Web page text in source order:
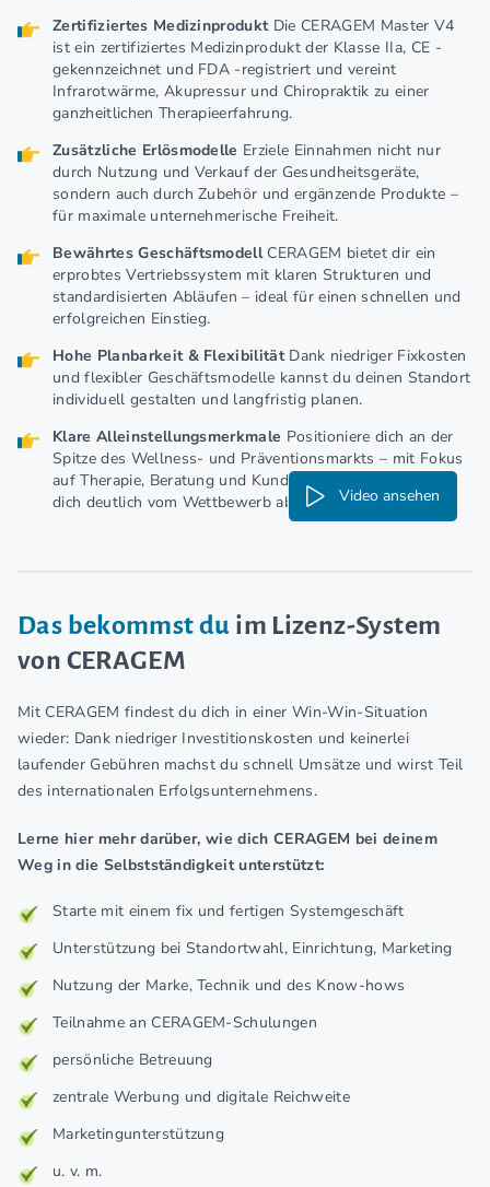
Zertifiziertes MedizinproduktDie CERAGEM Master V4
ist ein zertifiziertes Medizinprodukt der Klasse IIa, CE -
gekennzeichnet und FDA -registriert und vereint
Infrarotwärme, Akupressur und Chiropraktik zu einer
ganzheitlichen Therapieerfahrung.
Zusätzliche Erlösmodelle Erziele Einnahmen nicht nur
durch Nutzung und Verkauf der Gesundheitsgeräte,
sondern auch durch Zubehör und ergänzende Produkte –
für maximale unternehmerische Freiheit.
Bewährtes GeschäftsmodellCERAGEM bietet dir ein
erprobtes Vertriebssystem mit klaren Strukturen und
standardisierten Abläufen – ideal für einen schnellen und
erfolgreichen Einstieg.
Hohe Planbarkeit & FlexibilitätDank niedriger Fixkosten
und flexibler Geschäftsmodelle kannst du deinen Standort
individuell gestalten und langfristig planen.
Klare Alleinstellungsmerkmale Positioniere dich an der
Spitze des Wellness- und Präventionsmarkts – mit Fokus
auf Therapie, Beratung und Kundenerlebnis. So hebst du
dich deutlich vom Wettbewerb ab.
Video ansehen
Das bekommst du im Lizenz-System
von CERAGEM
Mit CERAGEM findest du dich in einer Win-Win-Situation
wieder: Dank niedriger Investitionskosten und keinerlei
laufender Gebühren machst du schnell Umsätze und wirst Teil
des internationalen Erfolgsunternehmens.
Lerne hier mehr darüber, wie dich CERAGEM bei deinem
Weg in die Selbstständigkeit unterstützt:
Starte mit einem fix und fertigen Systemgeschäft
Unterstützung bei Standortwahl, Einrichtung, Marketing
Nutzung der Marke, Technik und des Know-hows
Teilnahme an CERAGEM-Schulungen
persönliche Betreuung
zentrale Werbung und digitale Reichweite
Marketingunterstützung
u. v. m.